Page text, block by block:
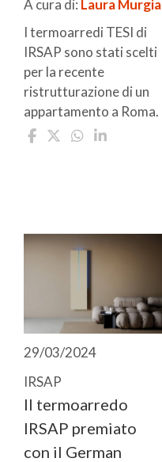
A cura di: Laura Murgia
I termoarredi TESI di
IRSAP sono stati scelti
per la recente
ristrutturazione di un
appartamento a Roma.
29/03/2024
IRSAP
Il termoarredo
IRSAP premiato
con il German